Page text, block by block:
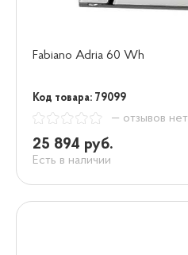
Fabiano Adria 60 Wh
Код товара: 79099
— отзывов нет
25 894 руб.
Есть в наличии